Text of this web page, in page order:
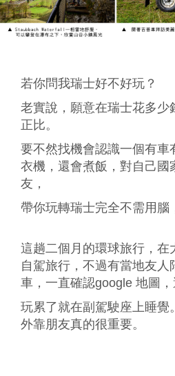
若你問我瑞士好不好玩？
老實說，願意在瑞士花多少
正比。
要不然找機會認識一個有車
衣機，還會煮飯，對自己國
友，
帶你玩轉瑞士完全不需用腦
這趟二個月的環球旅行，在
自駕旅行，不過有當地友人
車，一直確認google 地圖，
玩累了就在副駕駛座上睡覺
外靠朋友真的很重要。